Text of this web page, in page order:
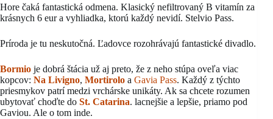
Hore čaká fantastická odmena. Klasický nefiltrovaný B vitamín za
krásnych 6 eur a vyhliadka, ktorú každý nevidí. Stelvio Pass.
Príroda je tu neskutočná. Ľadovce rozohrávajú fantastické divadlo.
Bormio je dobrá štácia už aj preto, že z neho stúpa oveľa viac
kopcov: Na Livigno, Mortirolo a Gavia Pass. Každý z týchto
priesmykov patrí medzi vrchárske unikáty. Ak sa chcete rozumen
ubytovať choďte do St. Catarina. lacnejšie a lepšie, priamo pod
Gaviou. Ale o tom inde.